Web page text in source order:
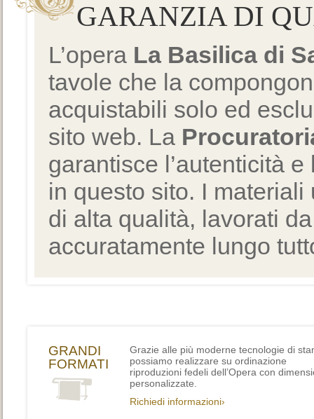
GARANZIA DI
L’opera La Basilica di
tavole che la
acquistabili solo ed
sito web. La
garantisce l’autenticità
in questo sito. I
di alta qualità, lavorati
accuratamente lungo
GRANDI
FORMATI
Grazie alle più moderne tecnologie di
possiamo realizzare su ordinazione
riproduzioni fedeli dell’Opera con
personalizzate.
Richiedi informazioni›